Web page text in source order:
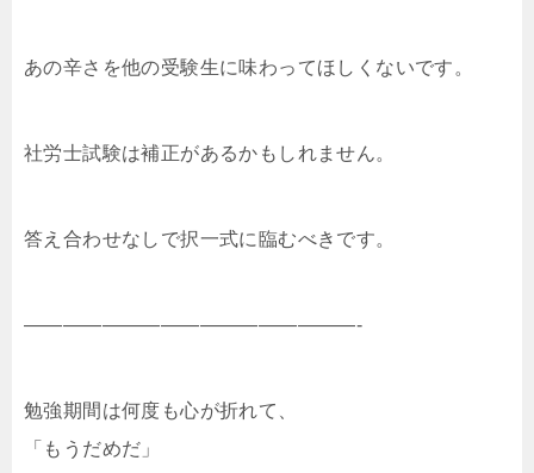
あの辛さを他の受験生に味わってほしくないです。
社労士試験は補正があるかもしれません。
答え合わせなしで択一式に臨むべきです。
—————————————————-
勉強期間は何度も心が折れて、
「もうだめだ」